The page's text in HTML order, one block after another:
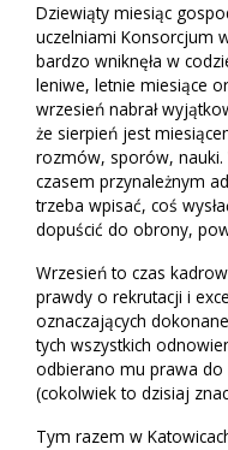
Dziewiąty miesiąc
uczelniami Konsorcjum
bardzo wniknęła w
leniwe, letnie miesiące
wrzesień nabrał
że sierpień jest
rozmów, sporów, nauki.
czasem przynależnym
trzeba wpisać, coś
dopuścić do obrony,
Wrzesień to czas
prawdy o rekrutacji i
oznaczających
tych wszystkich
odbierano mu prawa do
(cokolwiek to dzisiaj
Tym razem w